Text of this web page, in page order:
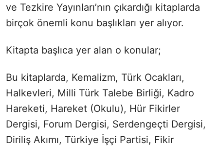
ve Tezkire Yayınları’nın çıkardığı kitaplarda
birçok önemli konu başlıkları yer alıyor.
Kitapta başlıca yer alan o konular;
Bu kitaplarda, Kemalizm, Türk Ocakları,
Halkevleri, Milli Türk Talebe Birliği, Kadro
Hareketi, Hareket (Okulu), Hür Fikirler
Dergisi, Forum Dergisi, Serdengeçti Dergisi,
Diriliş Akımı, Türkiye İşçi Partisi, Fikir